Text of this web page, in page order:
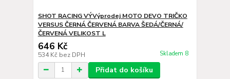
SHOT RACING VÝVýprodej MOTO DEVO TRIČKO
VERSUS ČERNÁ ČERVENÁ BARVA ŠEDÁ/ČERNÁ/
ČERVENÁ VELIKOST L
646 Kč
534 Kč bez DPH Skladem 8
Přidat do košíku